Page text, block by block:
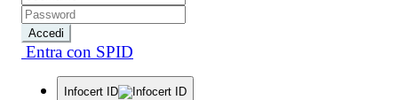
Accedi
Entra con SPID
Infocert ID